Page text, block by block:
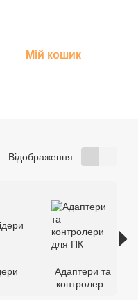
Мій кошик
Відображення:
Адаптери та
контролери